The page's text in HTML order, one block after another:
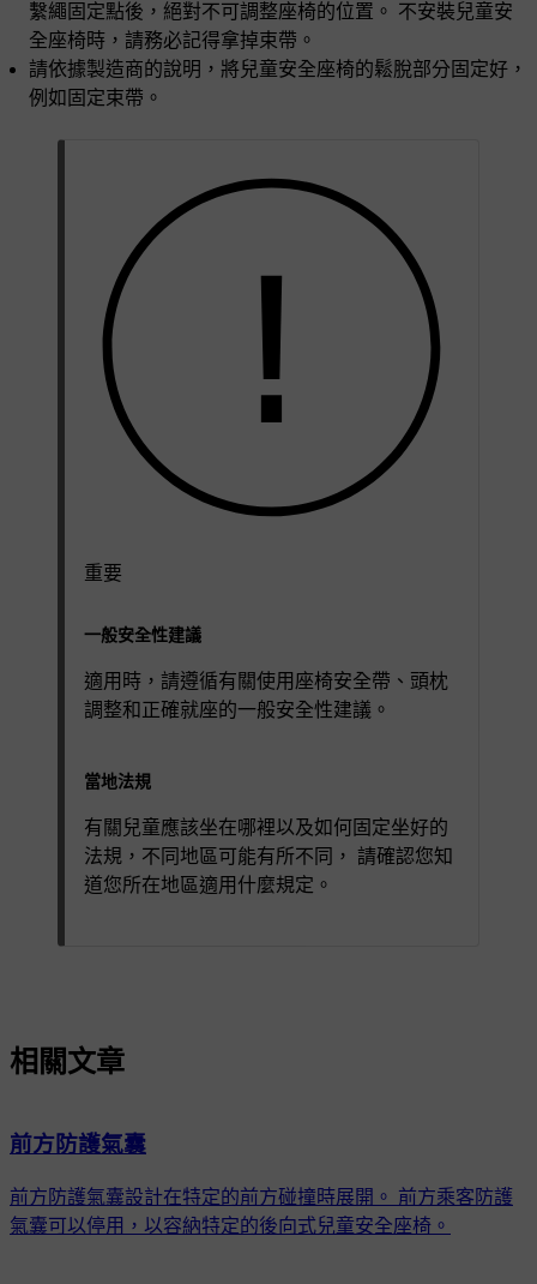
繫繩固定點後，絕對不可調整座椅的位置。 不安裝兒童安
全座椅時，請務必記得拿掉束帶。
請依據製造商的說明，將兒童安全座椅的鬆脫部分固定好，
例如固定束帶。
重要
一般安全性建議
適用時，請遵循有關使用座椅安全帶、頭枕
調整和正確就座的一般安全性建議。
當地法規
有關兒童應該坐在哪裡以及如何固定坐好的
法規，不同地區可能有所不同， 請確認您知
道您所在地區適用什麼規定。
相關文章
前方防護氣囊
前方防護氣囊設計在特定的前方碰撞時展開。 前方乘客防護
氣囊可以停用，以容納特定的後向式兒童安全座椅。